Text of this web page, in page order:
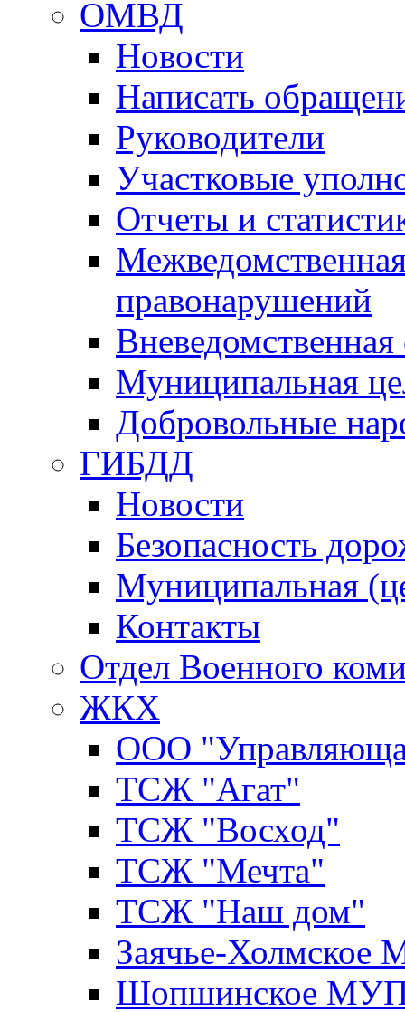
ОМВД
Новости
Написать
Руководители
Участковые
Отчеты и
правонарушений
Вневедомственная
Муниципальная
Добровольные
ГИБДД
Новости
Безопасность
Муниципальная
Контакты
Отдел Военного
ЖКХ
ООО
ТСЖ "Агат"
ТСЖ "Восход"
ТСЖ "Мечта"
ТСЖ "Наш дом"
Заячье-
Шопшинское